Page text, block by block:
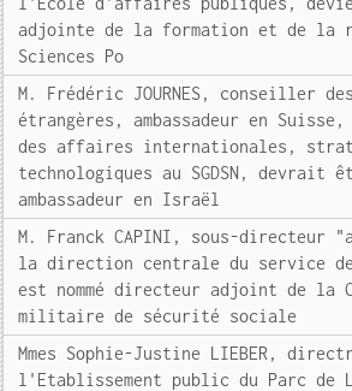
adjointe de la formation et de la
Sciences Po
M. Frédéric JOURNES, conseiller
étrangères, ambassadeur en
des affaires internationales,
technologiques au SGDSN, devrait
ambassadeur en Israël
M. Franck CAPINI, sous-directeur
la direction centrale du service de
est nommé directeur adjoint de la
militaire de sécurité sociale
Mmes Sophie-Justine LIEBER,
l'Etablissement public du Parc